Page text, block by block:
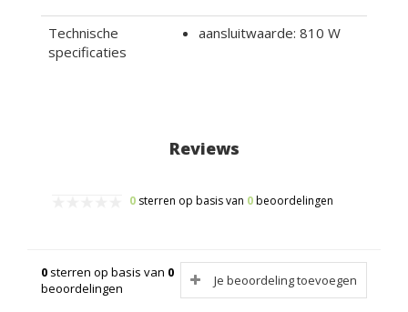
Technische
specificaties
aansluitwaarde: 810 W
Reviews
0 sterren op basis van 0beoordelingen
0 sterren op basis van 0
beoordelingen
Je beoordeling toevoegen